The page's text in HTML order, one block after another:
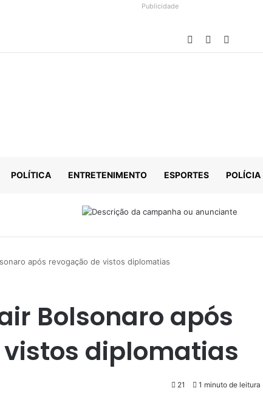
Publicidade
Facebook
YouTube
POLÍTICA ENTRETENIMENTO ESPORTES POLÍCIA
após revogação de vistos diplomatias
Bolsonaro após
diplomatias
21 1 minuto de leitura